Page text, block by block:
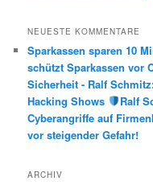
NEUESTE KOMMENTARE
Sparkassen sparen 10
schützt Sparkassen vor
Sicherheit - Ralf
Hacking Shows
Ralf
Cyberangriffe auf
vor steigender Gefahr!
ARCHIV